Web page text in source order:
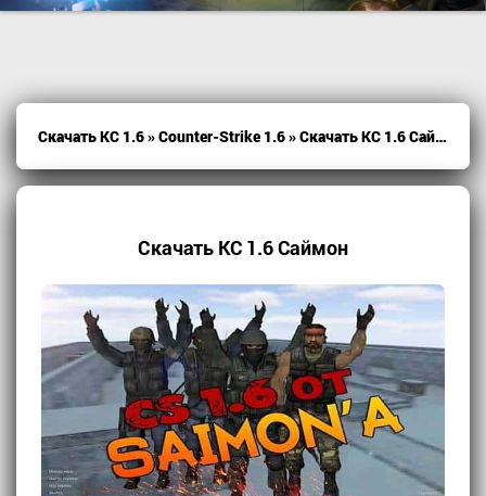
Скачать КС 1.6»Counter-Strike 1.6» Скачать КС 1.6 Cаймон
Скачать КС 1.6 Cаймон